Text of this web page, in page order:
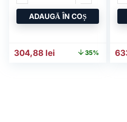
ADAUGĂ ÎN COȘ
Prețul inițial a fost: 472,12
304,88 lei Prețul curent
35%